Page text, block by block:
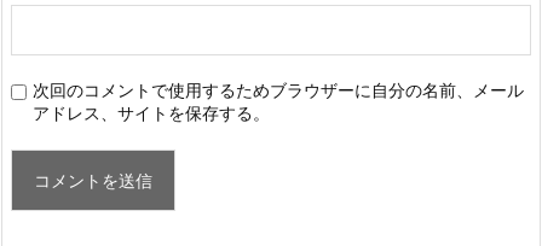
次回のコメントで使用するためブラウザーに自分の名前、メール
アドレス、サイトを保存する。